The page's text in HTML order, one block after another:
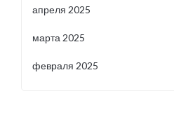
апреля 2025
марта 2025
февраля 2025